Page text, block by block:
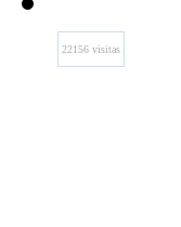
22156 visitas